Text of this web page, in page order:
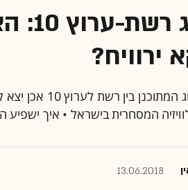
ירוויח?
אם המיזוג
המסחרית בישראל • איך
13.06.2018